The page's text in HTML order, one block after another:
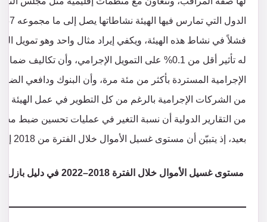
فشلاً في نشاط هذه الهيئة، ويكفي إيراد مثال واحد وهو تمويل
له تأثير أقل من 0.1% على التمويل الإجرامي، وأن
الإجرامية المستردة بأكثر من مئة مرة، وأن البنوك ودافعي
من التقارير الدولية أن نسبة التغير في عمليات تحسين ضبط
بعيد، إذ يتبيّن أن مستوى غسيل الأموال خلال الفترة من 2018 إلى 2022 كان على النحو التالي:[9]
مستوى غسيل الأموال خلال الفترة 2018–2022 في دليل بازل ﻟﻤﻜﺎﻓﺤﺔ ﻏﺴﻞ الأموال Basel AML Index